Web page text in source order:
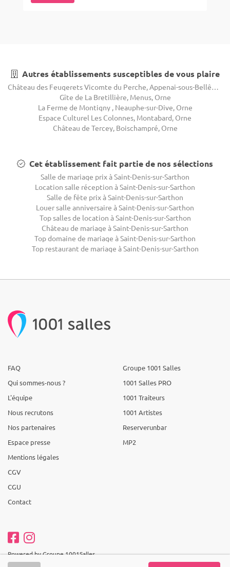
Autres établissements susceptibles de vous plaire
Château des Feugerets Vicomte du Perche, Appenai-sous-Bellême, Orne
Gîte de La Bretillière, Menus, Orne
La Ferme de Montigny , Neauphe-sur-Dive, Orne
Espace Culturel Les Colonnes, Montabard, Orne
Château de Tercey, Boischampré, Orne
Cet établissement fait partie de nos sélections
Salle de mariage prix à Saint-Denis-sur-Sarthon
Location salle réception à Saint-Denis-sur-Sarthon
Salle de fête prix à Saint-Denis-sur-Sarthon
Louer salle anniversaire à Saint-Denis-sur-Sarthon
Top salles de location à Saint-Denis-sur-Sarthon
Château de mariage à Saint-Denis-sur-Sarthon
Top domaine de mariage à Saint-Denis-sur-Sarthon
Top restaurant de mariage à Saint-Denis-sur-Sarthon
FAQ
Qui sommes-nous ?
L'équipe
Nous recrutons
Nos partenaires
Espace presse
Mentions légales
CGV
CGU
Contact
Groupe 1001 Salles
1001 Salles PRO
1001 Traiteurs
1001 Artistes
Reserverunbar
MP2
Powered by Groupe 1001Salles